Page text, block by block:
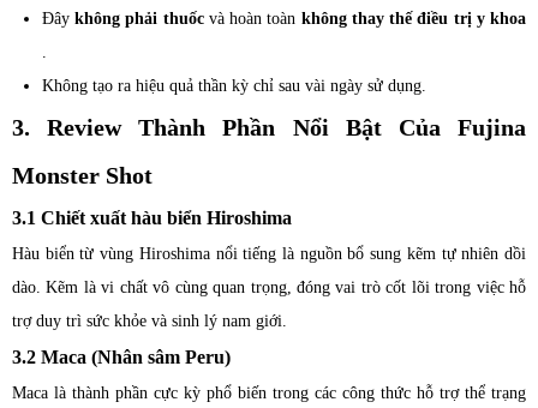
Đâykhông phải thuốcvà hoàn toàn không thay thế điều trị y khoa
Không tạo ra hiệu quả thần kỳ chỉ sau vài ngày sử dụng.
3. Review Thành Phần Nổi Bật Của Fujina
Monster Shot
3.1 Chiết xuất hàu biển Hiroshima
Hàu biển từ vùng Hiroshima nổi tiếng là nguồn bổ sung kẽm tự nhiên dồi
dào. Kẽm là vi chất vô cùng quan trọng, đóng vai trò cốt lõi trong việc hỗ
trợ duy trì sức khỏe và sinh lý nam giới.
3.2 Maca (Nhân sâm Peru)
Maca là thành phần cực kỳ phổ biến trong các công thức hỗ trợ thể trạng